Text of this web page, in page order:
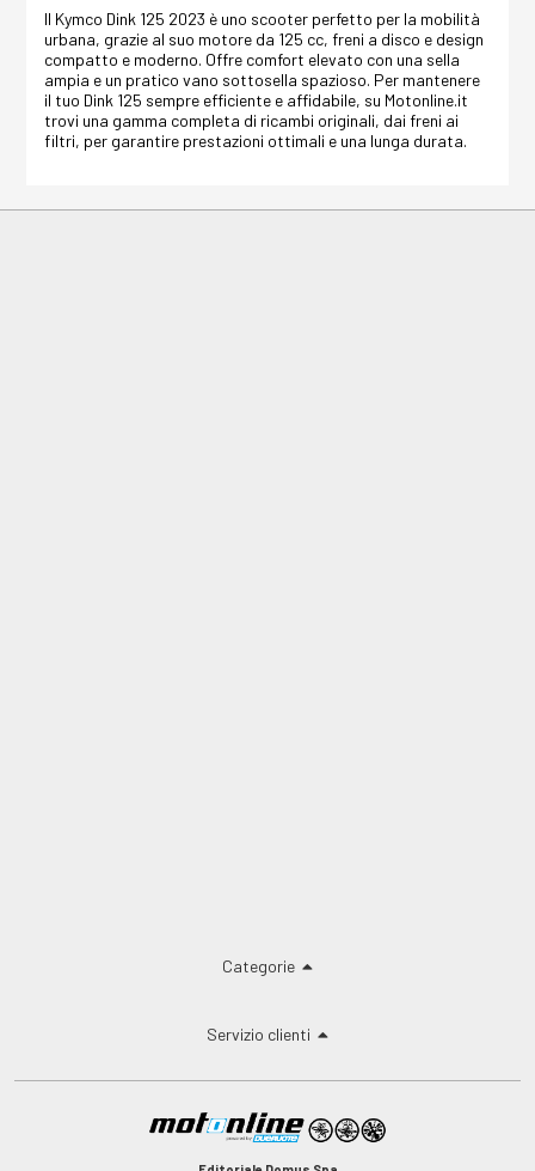
Il Kymco Dink 125 2023 è uno scooter perfetto per la mobilità
urbana, grazie al suo motore da 125 cc, freni a disco e design
compatto e moderno. Offre comfort elevato con una sella
ampia e un pratico vano sottosella spazioso. Per mantenere
il tuo Dink 125 sempre efficiente e affidabile, su Motonline.it
trovi una gamma completa di ricambi originali, dai freni ai
filtri, per garantire prestazioni ottimali e una lunga durata.
Categorie
Servizio clienti